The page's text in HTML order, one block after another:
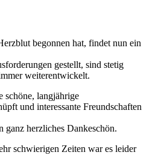
begonnen hat, findet nun ein
gestellt, sind stetig
weiterentwickelt.
schöne, langjährige
und interessante Freundschaften
herzliches Dankeschön.
schwierigen Zeiten war es leider